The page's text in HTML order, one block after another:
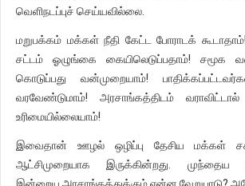
வெளிநடப்புச் செய்யவில்லை.
மறுபக்கம் மக்கள் நீதி கேட்ட போராடக்
சட்டம் ஓழுங்கை கையிலெடுப்பதாம்! சமூக
கொடுப்பது வன்முறையாம்!
வரவேண்டுமாம்! அரசாங்கத்திடம்
உரிமையில்லையாம்!
இவைதான் ஊழல் ஒழிப்பு தேசிய மக்கள்
ஆட்சிமுறையாக இருக்கின்றது. முந்தைய